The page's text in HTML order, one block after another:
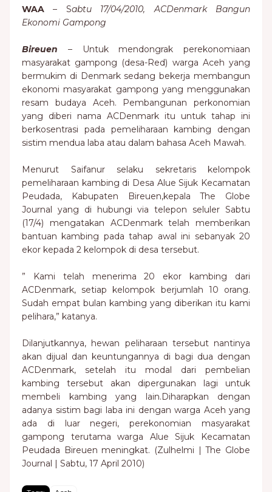
WAA– Sabtu 17/04/2010, ACDenmark Bangun
Ekonomi Gampong
Bireuen – Untuk mendongrak perekonomiaan
masyarakat gampong (desa-Red) warga Aceh yang
bermukim di Denmark sedang bekerja membangun
ekonomi masyarakat gampong yang menggunakan
resam budaya Aceh. Pembangunan perkonomian
yang diberi nama ACDenmark itu untuk tahap ini
berkosentrasi pada pemeliharaan kambing dengan
sistim mendua laba atau dalam bahasa Aceh Mawah.
Menurut Saifanur selaku sekretaris kelompok
pemeliharaan kambing di Desa Alue Sijuk Kecamatan
Peudada, Kabupaten Bireuen,kepala The Globe
Journal yang di hubungi via telepon seluler Sabtu
(17/4) mengatakan ACDenmark telah memberikan
bantuan kambing pada tahap awal ini sebanyak 20
ekor kepada 2 kelompok di desa tersebut.
” Kami telah menerima 20 ekor kambing dari
ACDenmark, setiap kelompok berjumlah 10 orang.
Sudah empat bulan kambing yang diberikan itu kami
pelihara,” katanya.
Dilanjutkannya, hewan peliharaan tersebut nantinya
akan dijual dan keuntungannya di bagi dua dengan
ACDenmark, setelah itu modal dari pembelian
kambing tersebut akan dipergunakan lagi untuk
membeli kambing yang lain.Diharapkan dengan
adanya sistim bagi laba ini dengan warga Aceh yang
ada di luar negeri, perekonomian masyarakat
gampong terutama warga Alue Sijuk Kecamatan
Peudada Bireuen meningkat. (Zulhelmi | The Globe
Journal | Sabtu, 17 April 2010)